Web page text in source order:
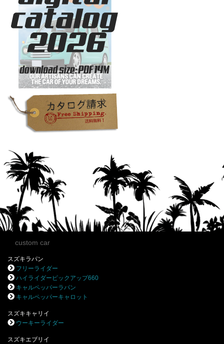
custom car
スズキラパン
フリーライダー
ハイライダーピックアップ660
キャルペッパーラパン
キャルペッパーキャロット
スズキキャリイ
ウーキーライダー
スズキエブリイ